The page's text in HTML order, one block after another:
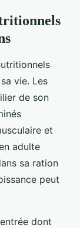
vie. Les
de son
et
adulte
sa ration
peut
dont